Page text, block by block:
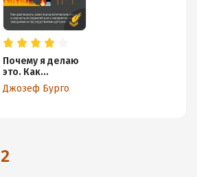
Почему я делаю
это. Как
распознать свои
психологические
эмоциями и
последствиями
Джозеф Бурго
2